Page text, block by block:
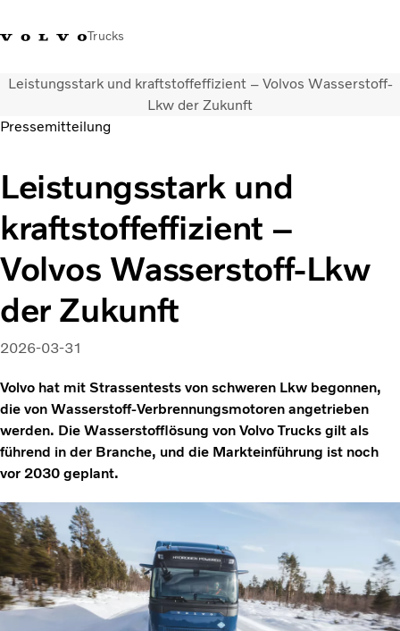
Trucks
+41 44 847 61 00EinloggenVolvo Merchandise ShopSchweizFrench
Elektro
Konfigurator
Dienstleistungen
Karriere
Technik
Händlersuche
News
Kontakt
Leistungsstark und kraftstoffeffizient – Volvos Wasserstoff-
Lkw der Zukunft
Pressemitteilung
Leistungsstark und
kraftstoffeffizient –
Volvos Wasserstoff-Lkw
der Zukunft
2026-03-31
Volvo hat mit Strassentests von schweren Lkw begonnen,
die von Wasserstoff-Verbrennungsmotoren angetrieben
werden. Die Wasserstofflösung von Volvo Trucks gilt als
führend in der Branche, und die Markteinführung ist noch
vor 2030 geplant.